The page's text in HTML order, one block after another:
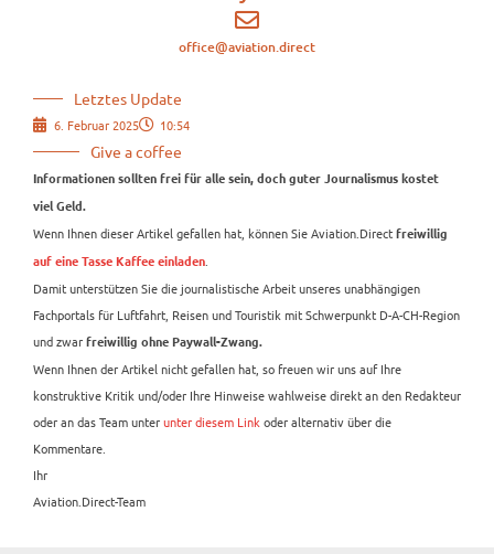
office@aviation.direct
Letztes Update
6. Februar 2025 10:54
Give a coffee
Informationen sollten frei für alle sein, doch guter Journalismus kostet
viel Geld.
Wenn Ihnen dieser Artikel gefallen hat, können Sie Aviation.Direct freiwillig
auf eine Tasse Kaffee einladen
Damit unterstützen Sie die journalistische Arbeit unseres unabhängigen
Fachportals für Luftfahrt, Reisen und Touristik mit Schwerpunkt D-A-CH-Region
und zwar freiwillig ohne Paywall-Zwang.
Wenn Ihnen der Artikel nicht gefallen hat, so freuen wir uns auf Ihre
konstruktive Kritik und/oder Ihre Hinweise wahlweise direkt an den Redakteur
oder an das Team unterunter diesem Link oder alternativ über die
Kommentare.
Ihr
Aviation.Direct-Team